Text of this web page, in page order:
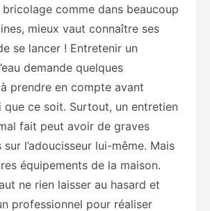
comme dans beaucoup
mieux vaut connaître ses
se lancer ! Entretenir un
demande quelques
prendre en compte avant
que ce soit. Surtout, un entretien
fait peut avoir de graves
l’adoucisseur lui-même. Mais
équipements de la maison.
ne rien laisser au hasard et
professionnel pour réaliser